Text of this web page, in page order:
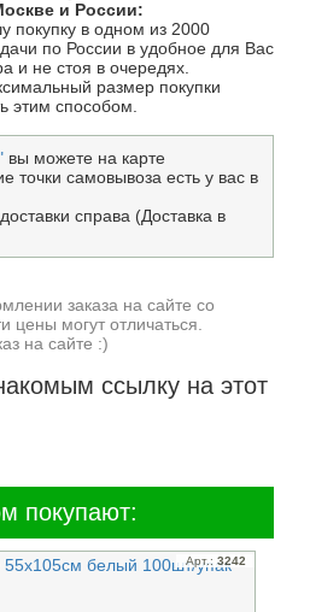
и России:
покупку в одном из 2000
по России в удобное для Вас
и не стоя в очередях.
размер покупки
этим способом.
вы можете на карте
точки самовывоза есть у вас в
справа (Доставка в
заказа на сайте со
цены могут отличаться.
на сайте :)
ссылку на этот
покупают:
Арт.: 3242